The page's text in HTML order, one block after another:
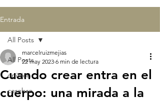
Entrada
All Posts
opinión
cerebro
All Posts
Cuando crear entra en el
cuerpo: una mirada a la
marcelruizmejias
22 may 2023 6 min de lectura